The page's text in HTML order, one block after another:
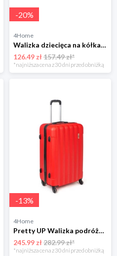
-20%
4Home
Walizka dziecięca na kółkach, pomarańczowy, 52 x 21 x 32 cm 4-Home
126.49 zł157.49 zł*
*najniższa cena z 30 dni przed obniżką
-13%
4Home
Pretty UP Walizka podróżna ABS25 duża, 68 x 47 x29 cm, czerwona Pretty Up
245.99 zł282.99 zł*
*najniższa cena z 30 dni przed obniżką